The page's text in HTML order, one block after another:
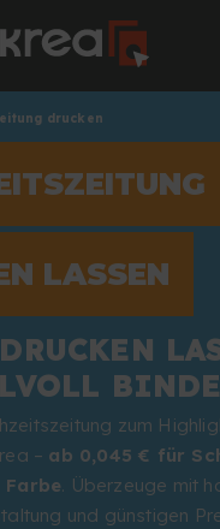
drucken
LASSEN
zum
– ab 0,045 € für
. Überzeuge mit
und günstigen